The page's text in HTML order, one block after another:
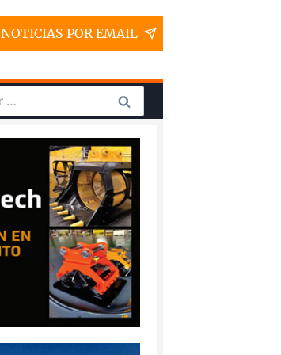
NOTICIAS POR EMAIL